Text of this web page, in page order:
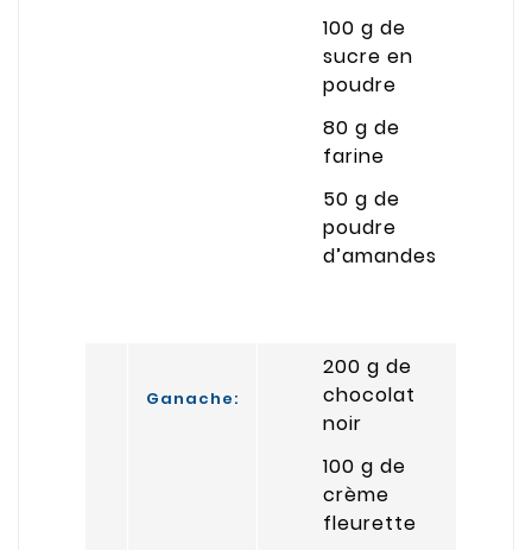
100 g de
sucre en
poudre
80 g de
farine
50 g de
poudre
d’amandes
Ganache:
200 g de
chocolat
noir
100 g de
crème
fleurette